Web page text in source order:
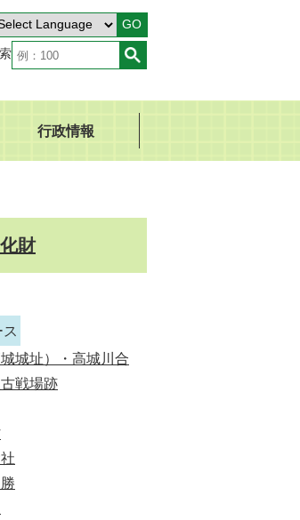
GO
行政情報
財
城址）・高城川合
戦場跡